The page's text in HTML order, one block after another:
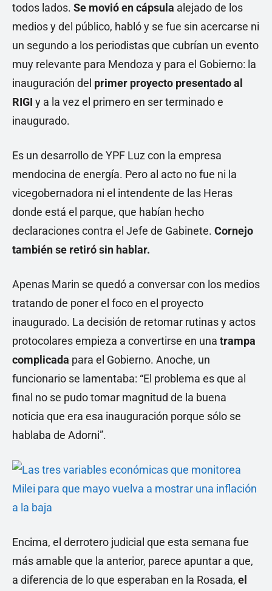
todos lados. Se movió en cápsula alejado de los
medios y del público, habló y se fue sin acercarse ni
un segundo a los periodistas que cubrían un evento
muy relevante para Mendoza y para el Gobierno: la
inauguración del primer proyecto presentado al
RIGI y a la vez el primero en ser terminado e
inaugurado.
Es un desarrollo de YPF Luz con la empresa
mendocina de energía. Pero al acto no fue ni la
vicegobernadora ni el intendente de las Heras
donde está el parque, que habían hecho
declaraciones contra el Jefe de Gabinete. Cornejo
también se retiró sin hablar.
Apenas Marin se quedó a conversar con los medios
tratando de poner el foco en el proyecto
inaugurado. La decisión de retomar rutinas y actos
protocolares empieza a convertirse en una trampa
complicada para el Gobierno. Anoche, un
funcionario se lamentaba: “El problema es que al
final no se pudo tomar magnitud de la buena
noticia que era esa inauguración porque sólo se
hablaba de Adorni”.
Encima, el derrotero judicial que esta semana fue
más amable que la anterior, parece apuntar a que,
a diferencia de lo que esperaban en la Rosada, el